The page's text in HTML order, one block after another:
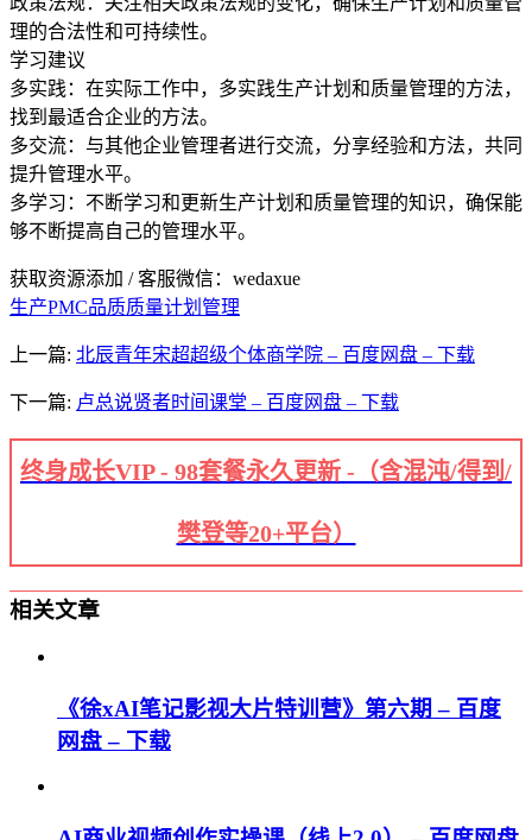
理的合法性和可持续性。
学习建议
多实践：在实际工作中，多实践生产计划和质量管理的方法，
找到最适合企业的方法。
多交流：与其他企业管理者进行交流，分享经验和方法，共同
提升管理水平。
多学习：不断学习和更新生产计划和质量管理的知识，确保能
够不断提高自己的管理水平。
获取资源添加 / 客服微信：wedaxue
生产PMC品质质量计划管理
上一篇: 北辰青年宋超超级个体商学院 – 百度网盘 – 下载
下一篇: 卢总说贤者时间课堂 – 百度网盘 – 下载
终身成长VIP - 98套餐永久更新 -（含混沌/得到/
樊登等20+平台）
相关文章
《徐xAI笔记影视大片特训营》第六期 – 百度
网盘 – 下载